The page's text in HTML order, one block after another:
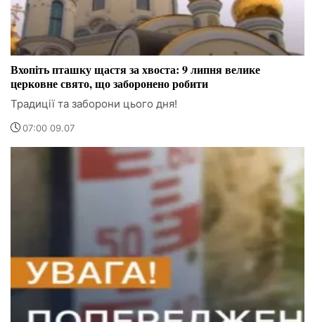
Вхопіть пташку щастя за хвоста: 9 липня велике
церковне свято, що заборонено робити
Традиції та заборони цього дня!
07:00 09.07